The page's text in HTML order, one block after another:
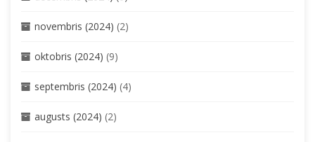
novembris (2024) (2)
oktobris (2024) (9)
septembris (2024) (4)
augusts (2024) (2)